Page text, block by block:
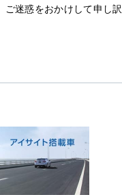
ご迷惑をおかけして申し